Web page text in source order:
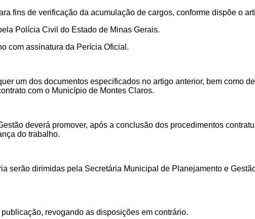
fins de verificação da acumulação de cargos, conforme dispõe o
Polícia Civil do Estado de Minas Gerais.
com assinatura da Perícia Oficial .
um dos documentos especificados no artigo anterior, bem como
com o Município de Montes Claros.
deverá promover, após a conclusão dos procedimentos
do trabalho.
serão dirimidas pela Secretária Municipal de Planejamento e
revogando as disposições em contrário.